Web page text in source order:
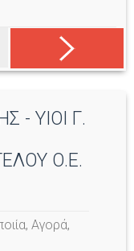
- ΥΙΟΙ Γ.
Ο.Ε.
,Αγορά,